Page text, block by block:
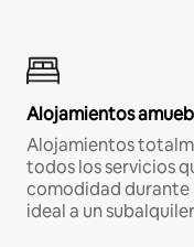
Alojamientos
Alojamientos
todos los servicios
comodidad durante
ideal a un